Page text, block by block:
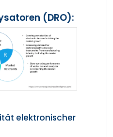
(DRO):
elektronischer